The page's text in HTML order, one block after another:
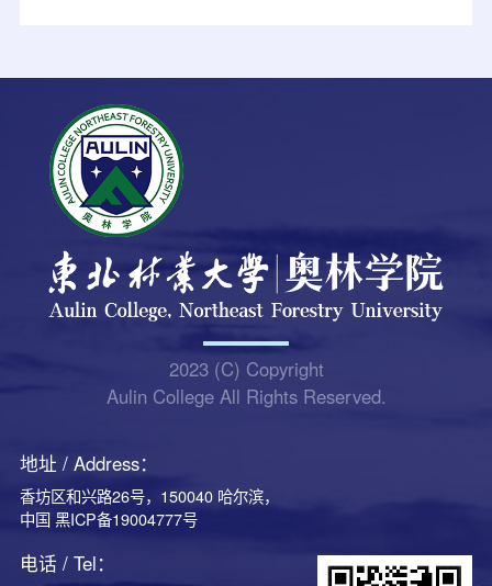
2023 (C) Copyright
Aulin College All Rights Reserved.
地址 / Address：
香坊区和兴路26号，150040 哈尔滨，
中国 黑ICP备19004777号
电话 / Tel：